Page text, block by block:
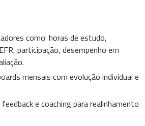
como: horas de estudo,
participação, desempenho em
mensais com evolução individual e
e coaching para realinhamento